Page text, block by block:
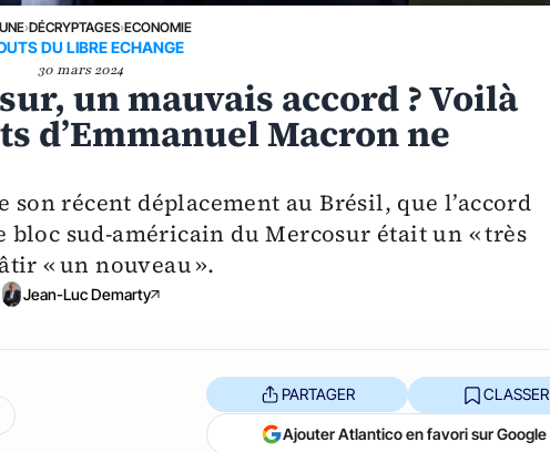
›DÉCRYPTAGES›ECONOMIE
DU LIBRE ECHANGE
30 mars 2024
un mauvais accord ? Voilà
d’Emmanuel Macron ne
récent déplacement au Brésil, que l’accord
bloc sud-américain du Mercosur était un « très
« un nouveau ».
Jean-Luc Demarty
PARTAGER CLASSER
Ajouter Atlantico en favori sur Google